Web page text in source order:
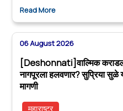
Read More
06 August 2026
[Deshonnati]वाल्मिक
नागपूरला हलवणार? सुप्रिया सुळे
मागणी
महाराष्ट्र